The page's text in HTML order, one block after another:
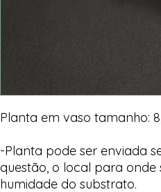
Planta em vaso tamanho:
-Planta pode ser enviada
questão, o local para onde
humidade do substrato.